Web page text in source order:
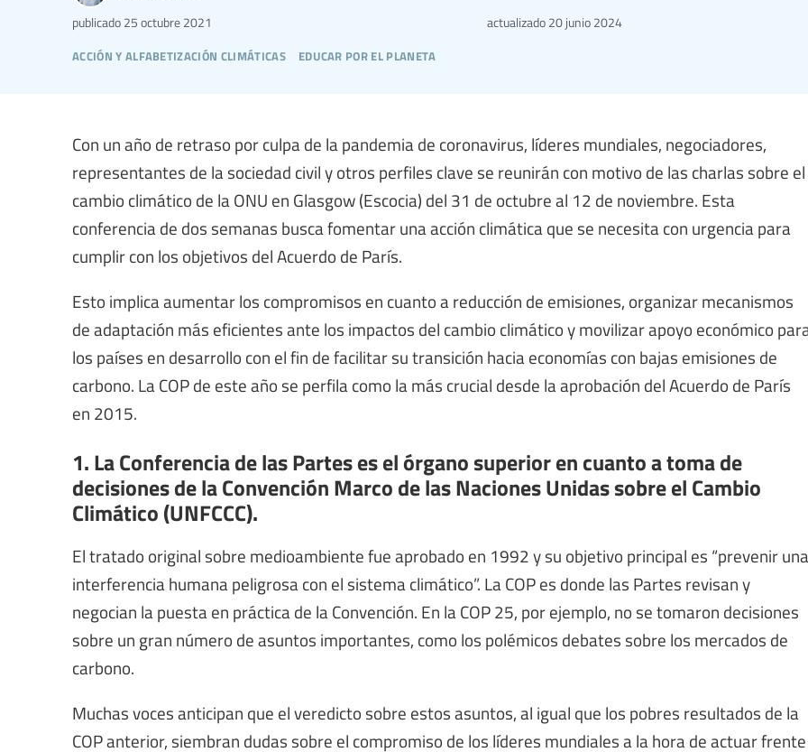
acción y alfabetización climáticas educar por el planeta
publicado 25 octubre 2021 actualizado 20 junio 2024
Con un año de retraso por culpa de la pandemia de coronavirus, líderes mundiales, negociadores,
representantes de la sociedad civil y otros perfiles clave se reunirán con motivo de las charlas sobre el
cambio climático de la ONU en Glasgow (Escocia) del 31 de octubre al 12 de noviembre. Esta
conferencia de dos semanas busca fomentar una acción climática que se necesita con urgencia para
cumplir con los objetivos del Acuerdo de París.
Esto implica aumentar los compromisos en cuanto a reducción de emisiones, organizar mecanismos
de adaptación más eficientes ante los impactos del cambio climático y movilizar apoyo económico
los países en desarrollo con el fin de facilitar su transición hacia economías con bajas emisiones de
carbono. La COP de este año se perfila como la más crucial desde la aprobación del Acuerdo de París
en 2015.
1. La Conferencia de las Partes es el órgano superior en cuanto a toma de
decisiones de la Convención Marco de las Naciones Unidas sobre el Cambio
Climático (UNFCCC).
El tratado original sobre medioambiente fue aprobado en 1992 y su objetivo principal es “prevenir una
interferencia humana peligrosa con el sistema climático”. La COP es donde las Partes revisan y
negocian la puesta en práctica de la Convención. En la COP 25, por ejemplo, no se tomaron decisiones
sobre un gran número de asuntos importantes, como los polémicos debates sobre los mercados de
carbono.
Muchas voces anticipan que el veredicto sobre estos asuntos, al igual que los pobres resultados de la
COP anterior, siembran dudas sobre el compromiso de los líderes mundiales a la hora de actuar frente